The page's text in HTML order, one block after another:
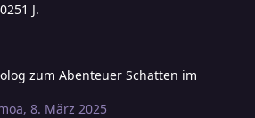
geleitet hatte, habe ich nun eine
über Berichte und Reaktionen
1 J.
zum Abenteuer Schatten im
,8. März 2025